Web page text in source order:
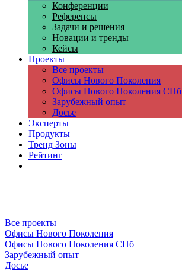
Конференции
Референсы
Задачи и решения
Новации и тренды
Кейсы
Проекты
Все проекты
Офисы Нового Поколения
Офисы Нового Поколения СПб
Зарубежный опыт
Досье
Эксперты
Продукты
Тренд Зоны
Рейтинг
Все проекты
Офисы Нового Поколения
Офисы Нового Поколения СПб
Зарубежный опыт
Досье